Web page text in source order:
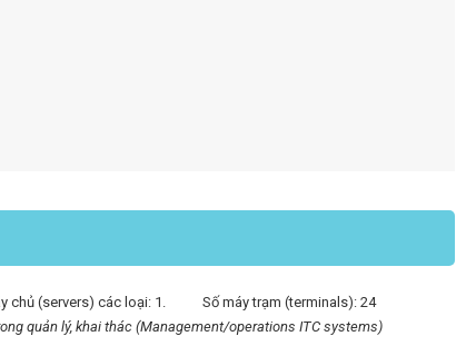
chủ (servers) các loại: 1. Số máy trạm (terminals): 24
quản lý, khai thác (Management/operations ITC systems)